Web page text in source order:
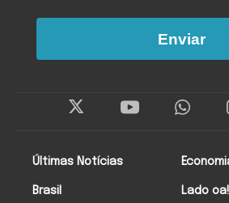
Últimas Notícias
Brasil Lado oa!
Enviar